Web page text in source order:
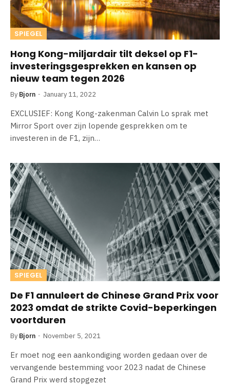
SPIEGEL
Hong Kong-miljardair tilt deksel op F1-
investeringsgesprekken en kansen op
nieuw team tegen 2026
By Bjorn January 11, 2022
EXCLUSIEF: Kong Kong-zakenman Calvin Lo sprak met
Mirror Sport over zijn lopende gesprekken om te
investeren in de F1, zijn…
SPIEGEL
De F1 annuleert de Chinese Grand Prix voor
2023 omdat de strikte Covid-beperkingen
voortduren
By Bjorn November 5, 2021
Er moet nog een aankondiging worden gedaan over de
vervangende bestemming voor 2023 nadat de Chinese
Grand Prix werd stopgezet